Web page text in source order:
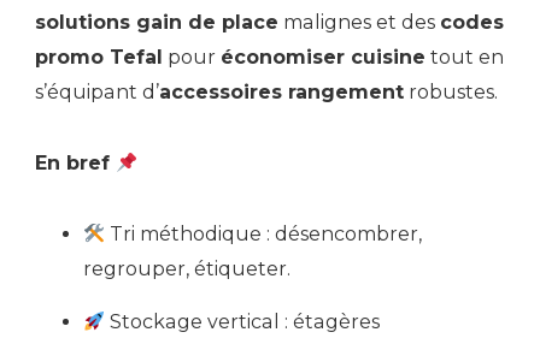
solutions gain de place malignes et des codes
promo Tefal pour économiser cuisine tout en
s’équipant d’accessoires rangement robustes.
En bref
Tri méthodique : désencombrer,
regrouper, étiqueter.
Stockage vertical : étagères